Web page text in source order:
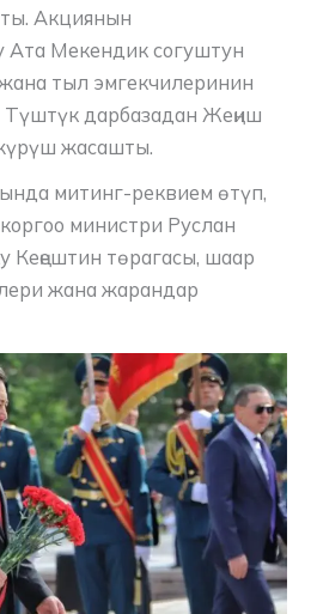
Акциянын
Ата Мекендик согуштун
тыл эмгекчилеринин
Түштүк дарбазадан Жеңиш
жасашты.
митинг-реквием өтүп,
министри Руслан
Кеңештин төрагасы, шаар
жана жарандар